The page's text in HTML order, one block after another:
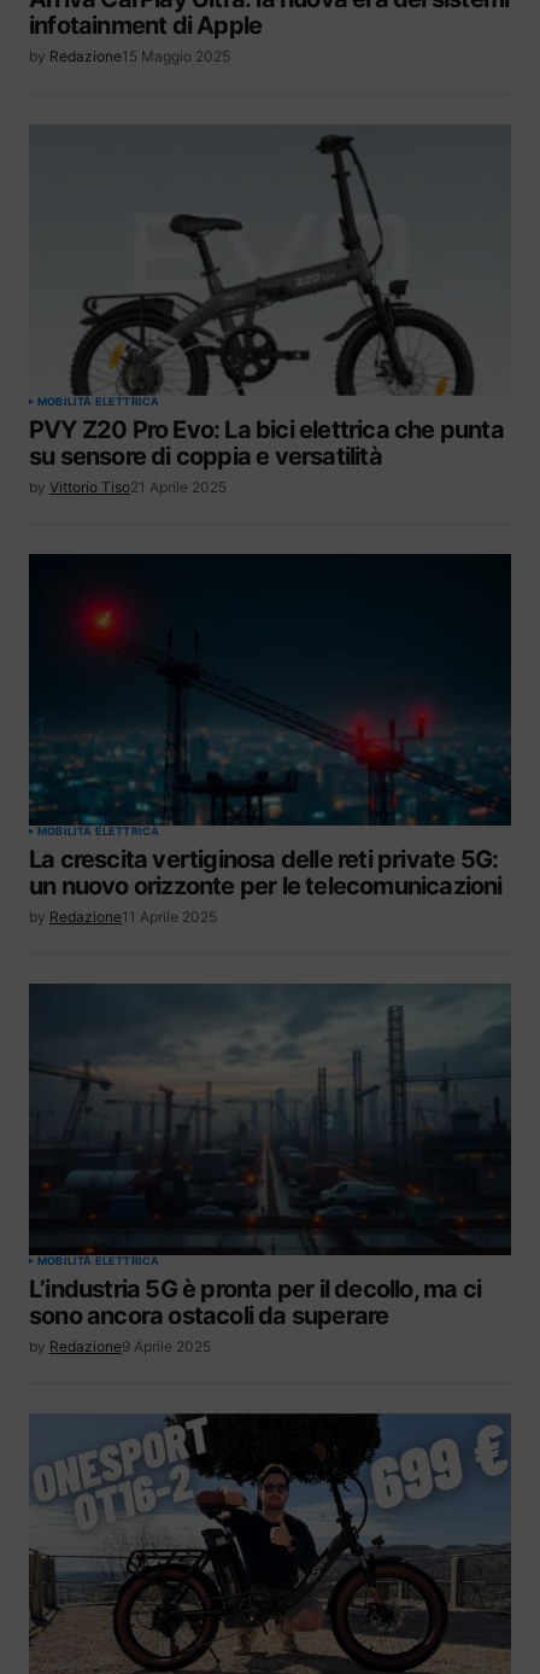
infotainment di Apple
by Redazione15 Maggio 2025
MOBILITÀ ELETTRICA
PVY Z20 Pro Evo: La bici elettrica che punta
su sensore di coppia e versatilità
by Vittorio Tiso21 Aprile 2025
MOBILITÀ ELETTRICA
La crescita vertiginosa delle reti private 5G:
un nuovo orizzonte per le telecomunicazioni
by Redazione11 Aprile 2025
MOBILITÀ ELETTRICA
L’industria 5G è pronta per il decollo, ma ci
sono ancora ostacoli da superare
by Redazione9 Aprile 2025